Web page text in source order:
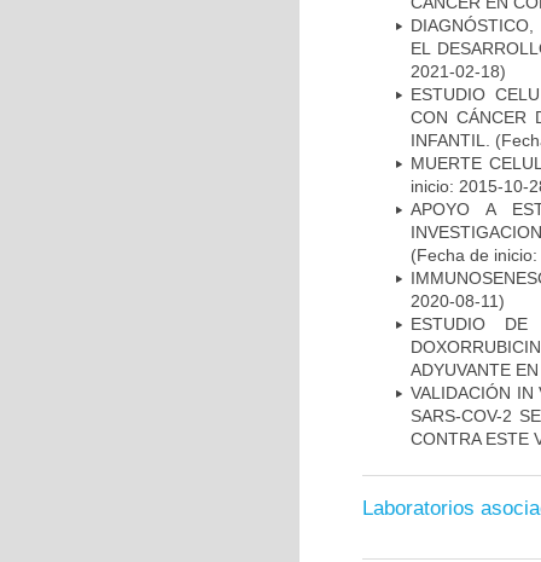
EL
2021-02-18)
ESTUDIO
CON CÁNCER
INFANTIL.
MUERTE
inicio: 2015-10-
APOYO A
(Fecha de
2020-08-11)
ESTUDIO DE
ADYUVANTE
VALIDACIÓN IN
SARS-COV-2
CONTRA ESTE
Laboratorios